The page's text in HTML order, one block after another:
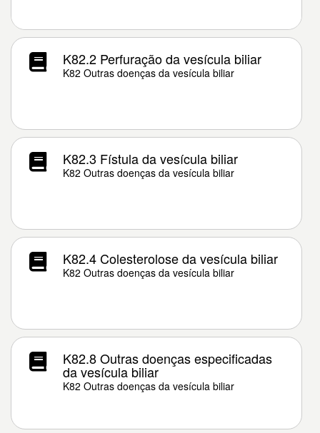
K82.2 Perfuração da vesícula biliar
K82 Outras doenças da vesícula biliar
K82.3 Fístula da vesícula biliar
K82 Outras doenças da vesícula biliar
K82.4 Colesterolose da vesícula biliar
K82 Outras doenças da vesícula biliar
K82.8 Outras doenças especificadas
da vesícula biliar
K82 Outras doenças da vesícula biliar